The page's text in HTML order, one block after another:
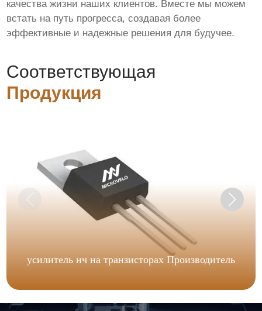
качества жизни наших клиентов. Вместе мы можем
встать на путь прогресса, создавая более
эффективные и надежные решения для будучее.
Соответствующая
Продукция
усилитель нч на транзисторах Производитель